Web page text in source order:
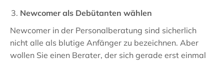
Newcomer als Debütanten wählen
Newcomer in der Personalberatung sind sicherlich
nicht alle als blutige Anfänger zu bezeichnen. Aber
wollen Sie einen Berater, der sich gerade erst einmal